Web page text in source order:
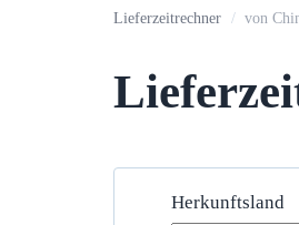
Lieferzeitrechner / von
Herkunftsland